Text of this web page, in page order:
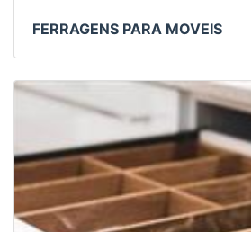
FERRAGENS PARA MOVEIS